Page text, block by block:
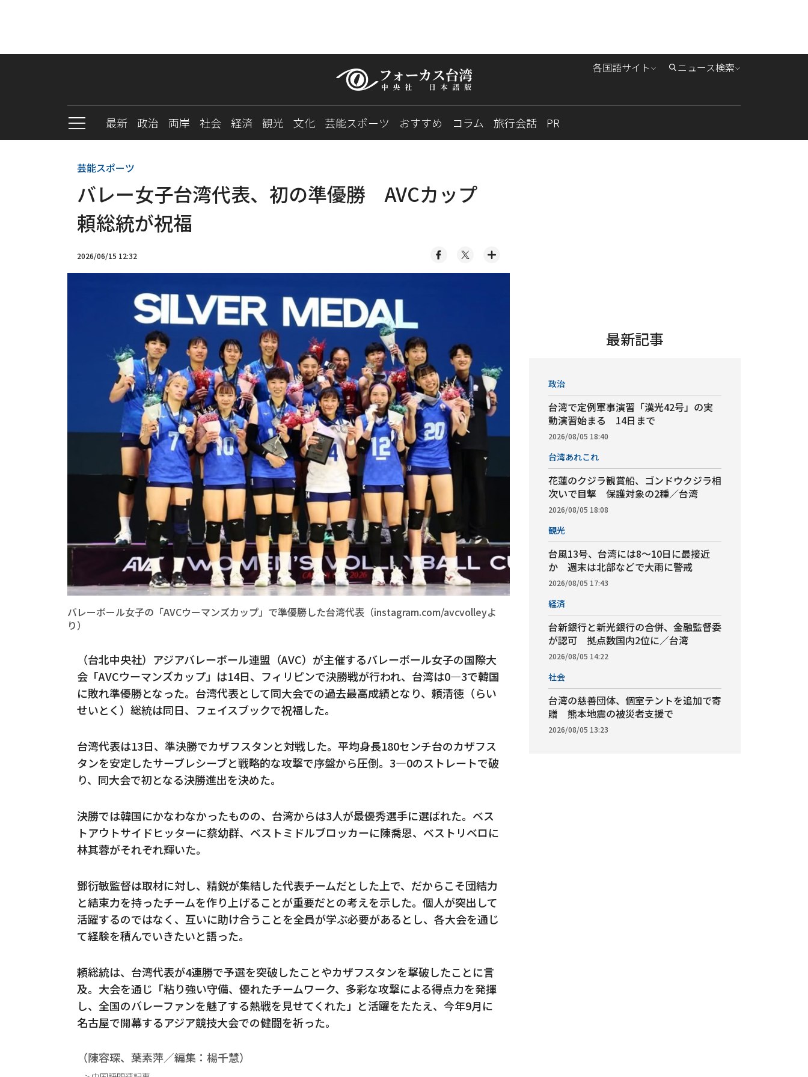
各国語サイト ニュース検索
最新 政治 両岸 社会 経済 観光 文化 芸能スポーツ おすすめ コラム 旅行会話 PR
芸能スポーツ
バレー女子台湾代表、初の準優勝 AVCカップ
頼総統が祝福
2026/06/15 12:32
バレーボール女子の「AVCウーマンズカップ」で準優勝した台湾代表（instagram.com/avcvolleyよ
り）
（台北中央社）アジアバレーボール連盟（AVC）が主催するバレーボール女子の国際大
会「AVCウーマンズカップ」は14日、フィリピンで決勝戦が行われ、台湾は0—3で韓国
に敗れ準優勝となった。台湾代表として同大会での過去最高成績となり、頼清徳（らい
せいとく）総統は同日、フェイスブックで祝福した。
台湾代表は13日、準決勝でカザフスタンと対戦した。平均身長180センチ台のカザフス
タンを安定したサーブレシーブと戦略的な攻撃で序盤から圧倒。3—0のストレートで破
り、同大会で初となる決勝進出を決めた。
決勝では韓国にかなわなかったものの、台湾からは3人が最優秀選手に選ばれた。ベス
トアウトサイドヒッターに蔡幼群、ベストミドルブロッカーに陳喬恩、ベストリベロに
林其蓉がそれぞれ輝いた。
鄧衍敏監督は取材に対し、精鋭が集結した代表チームだとした上で、だからこそ団結力
と結束力を持ったチームを作り上げることが重要だとの考えを示した。個人が突出して
活躍するのではなく、互いに助け合うことを全員が学ぶ必要があるとし、各大会を通じ
て経験を積んでいきたいと語った。
頼総統は、台湾代表が4連勝で予選を突破したことやカザフスタンを撃破したことに言
及。大会を通じ「粘り強い守備、優れたチームワーク、多彩な攻撃による得点力を発揮
し、全国のバレーファンを魅了する熱戦を見せてくれた」と活躍をたたえ、今年9月に
名古屋で開幕するアジア競技大会での健闘を祈った。
（陳容琛、葉素萍／編集：楊千慧）
最新記事
政治
台湾で定例軍事演習「漢光42号」の実
動演習始まる 14日まで
2026/08/05 18:40
台湾あれこれ
花蓮のクジラ観賞船、ゴンドウクジラ相
次いで目撃 保護対象の2種／台湾
2026/08/05 18:08
観光
台風13号、台湾には8～10日に最接近
か 週末は北部などで大雨に警戒
2026/08/05 17:43
経済
台新銀行と新光銀行の合併、金融監督委
が認可 拠点数国内2位に／台湾
2026/08/05 14:22
社会
台湾の慈善団体、個室テントを追加で寄
贈 熊本地震の被災者支援で
2026/08/05 13:23